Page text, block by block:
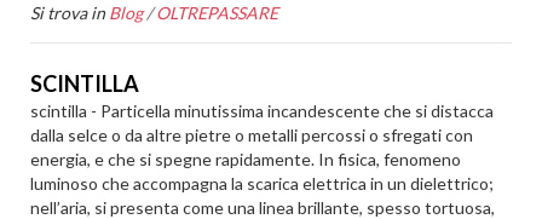
Si trova in Blog /OLTREPASSARE
SCINTILLA
scintilla - Particella minutissima incandescente che si distacca
dalla selce o da altre pietre o metalli percossi o sfregati con
energia, e che si spegne rapidamente. In fisica, fenomeno
luminoso che accompagna la scarica elettrica in un dielettrico;
nell’aria, si presenta come una linea brillante, spesso tortuosa,